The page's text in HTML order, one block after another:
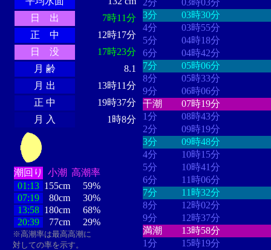
日 出
7時11分
正 中
12時17分
日 没
17時23分
月 齢
8.1
月 出
13時11分
正 中
19時37分
月 入
1時8分
潮回り 小潮 高潮率
01:13 155cm
59%
07:19
80cm
30%
13:58 180cm
68%
20:39
77cm 29%
※高潮率は最高高潮に
対しての率を示す。
2分
03時03分
3分
03時30分
4分
03時55分
5分
04時18分
6分
04時42分
7分
05時06分
8分
05時33分
9分
06時06分
干潮
07時19分
1分
08時43分
2分
09時19分
3分
09時48分
4分
10時15分
5分
10時41分
6分
11時06分
7分
11時32分
8分
12時02分
9分
12時37分
満潮
13時58分
1分
15時19分